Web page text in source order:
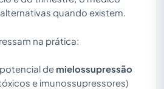
quando existem.
na prática:
de mielossupressão
e imunossupressores)